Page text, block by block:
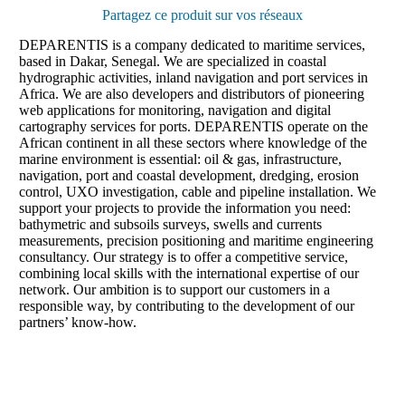
Partagez ce produit sur vos réseaux
DEPARENTIS is a company dedicated to maritime services,
based in Dakar, Senegal. We are specialized in coastal
hydrographic activities, inland navigation and port services in
Africa. We are also developers and distributors of pioneering
web applications for monitoring, navigation and digital
cartography services for ports. DEPARENTIS operate on the
African continent in all these sectors where knowledge of the
marine environment is essential: oil & gas, infrastructure,
navigation, port and coastal development, dredging, erosion
control, UXO investigation, cable and pipeline installation. We
support your projects to provide the information you need:
bathymetric and subsoils surveys, swells and currents
measurements, precision positioning and maritime engineering
consultancy. Our strategy is to offer a competitive service,
combining local skills with the international expertise of our
network. Our ambition is to support our customers in a
responsible way, by contributing to the development of our
partners’ know-how.